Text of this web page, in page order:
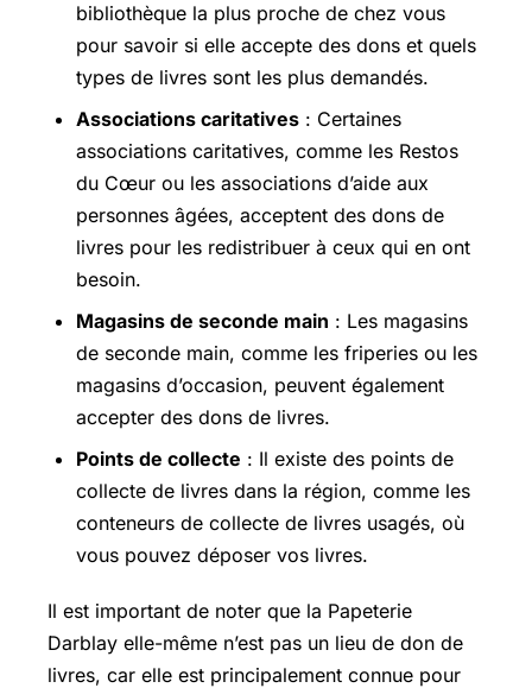
bibliothèque la plus proche de chez vous
pour savoir si elle accepte des dons et quels
types de livres sont les plus demandés.
Associations caritatives : Certaines
associations caritatives, comme les Restos
du Cœur ou les associations d’aide aux
personnes âgées, acceptent des dons de
livres pour les redistribuer à ceux qui en ont
besoin.
Magasins de seconde main : Les magasins
de seconde main, comme les friperies ou les
magasins d’occasion, peuvent également
accepter des dons de livres.
Points de collecte : Il existe des points de
collecte de livres dans la région, comme les
conteneurs de collecte de livres usagés, où
vous pouvez déposer vos livres.
Il est important de noter que la Papeterie
Darblay elle-même n’est pas un lieu de don de
livres, car elle est principalement connue pour